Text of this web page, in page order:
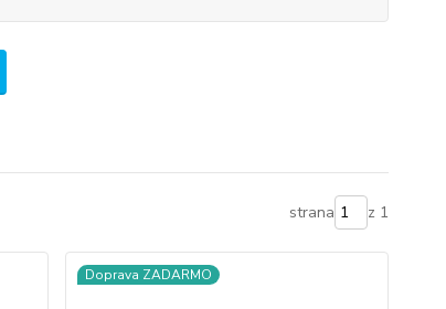
strana z 1
Doprava ZADARMO